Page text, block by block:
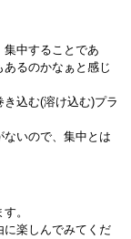
中することであ
るのかなぁと感じ
込む(溶け込む)プラ
いので、集中とは
。
に楽しんでみてくだ